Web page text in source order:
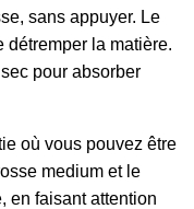
sans appuyer. Le
détremper la matière.
pour absorber
où vous pouvez être
medium et le
en faisant attention